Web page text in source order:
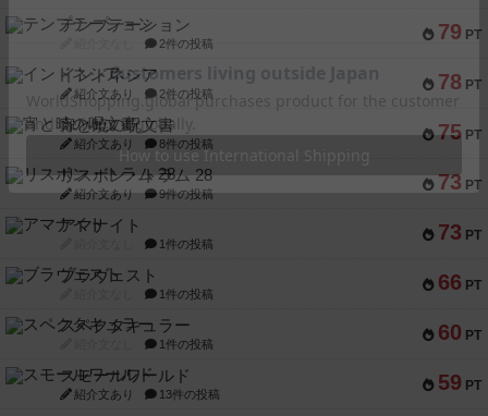
79 PT
テンプテーション
2件の投稿
78 PT
インドネシア
紹介文あり 2件の投稿
75 PT
宵と暁の呪文書
紹介文あり 8件の投稿
73 PT
リスボン・トラム 28
紹介文あり 9件の投稿
73 PT
アマナイト
1件の投稿
66 PT
ブラヴェスト
1件の投稿
60 PT
スペクタキュラー
1件の投稿
59 PT
スモールワールド
紹介文あり 13件の投稿